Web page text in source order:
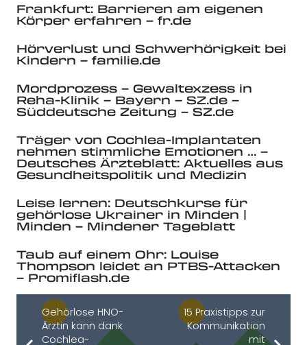
Frankfurt: Barrieren am eigenen
Körper erfahren – fr.de
Hörverlust und Schwerhörigkeit bei
Kindern – familie.de
Mordprozess – Gewaltexzess in
Reha-Klinik – Bayern – SZ.de –
Süddeutsche Zeitung – SZ.de
Träger von Cochlea-Implantaten
nehmen stimmliche Emotionen … –
Deutsches Ärzteblatt: Aktuelles aus
Gesundheitspolitik und Medizin
Leise lernen: Deutschkurse für
gehörlose Ukrainer in Minden |
Minden – Mindener Tageblatt
Taub auf einem Ohr: Louise
Thompson leidet an PTBS-Attacken
– Promiflash.de
Gehörlose HNO-
Ärztin kann dank
Cochlea-
15 Praxistipps zur
Kommunikation
mit